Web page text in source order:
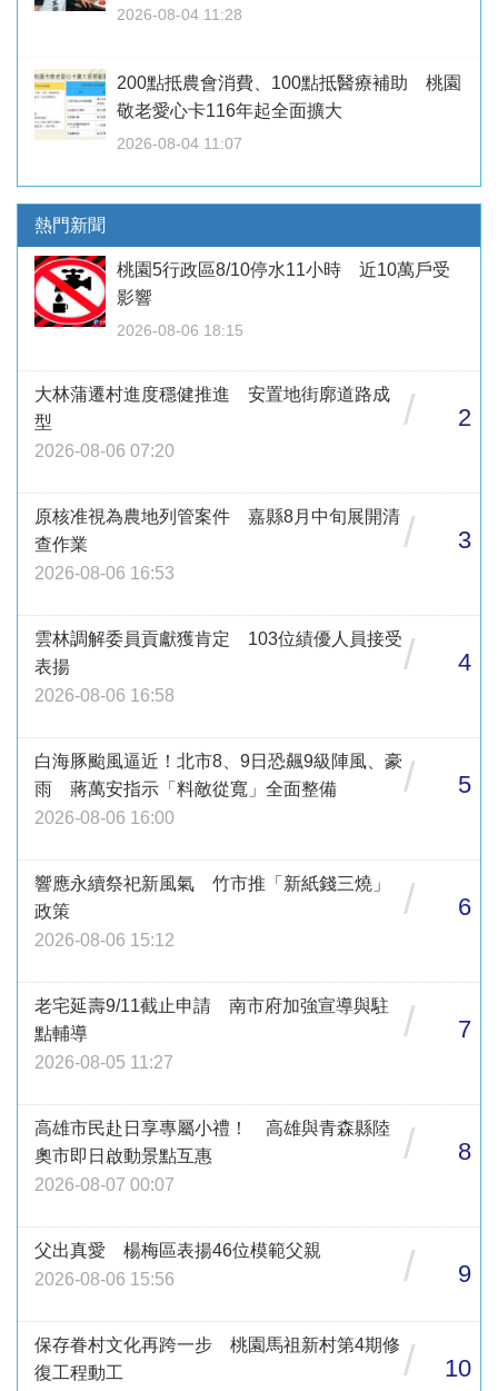
2026-08-04 11:28
200點抵農會消費、100點抵醫療補助 桃園
敬老愛心卡116年起全面擴大
2026-08-04 11:07
熱門新聞
桃園5行政區8/10停水11小時 近10萬戶受
影響
2026-08-06 18:15
大林蒲遷村進度穩健推進 安置地街廓道路成
型
2026-08-06 07:20
/ 2
原核准視為農地列管案件 嘉縣8月中旬展開清
查作業
2026-08-06 16:53
/ 3
雲林調解委員貢獻獲肯定 103位績優人員接受
表揚
2026-08-06 16:58
/ 4
白海豚颱風逼近！北市8、9日恐飆9級陣風、豪
雨 蔣萬安指示「料敵從寬」全面整備
2026-08-06 16:00
/ 5
響應永續祭祀新風氣 竹市推「新紙錢三燒」
政策
2026-08-06 15:12
/ 6
老宅延壽9/11截止申請 南市府加強宣導與駐
點輔導
2026-08-05 11:27
/ 7
高雄市民赴日享專屬小禮！ 高雄與青森縣陸
奧市即日啟動景點互惠
2026-08-07 00:07
/ 8
父出真愛 楊梅區表揚46位模範父親
2026-08-06 15:56
/ 9
保存眷村文化再跨一步 桃園馬祖新村第4期修
復工程動工
/ 10